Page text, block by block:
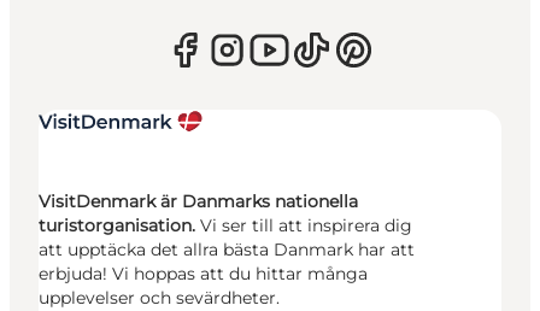
VisitDenmark är Danmarks nationella
turistorganisation. Vi ser till att inspirera dig
att upptäcka det allra bästa Danmark har att
erbjuda! Vi hoppas att du hittar många
upplevelser och sevärdheter.